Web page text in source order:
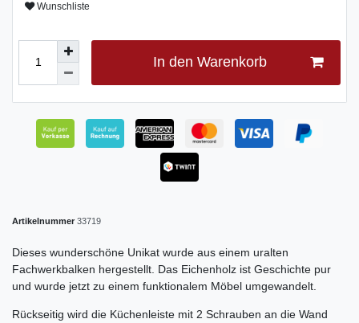
Wunschliste
In den Warenkorb
Artikelnummer 33719
Dieses wunderschöne Unikat wurde aus einem uralten
Fachwerkbalken hergestellt. Das Eichenholz ist Geschichte pur
und wurde jetzt zu einem funktionalem Möbel umgewandelt.
Rückseitig wird die Küchenleiste mit 2 Schrauben an die Wand